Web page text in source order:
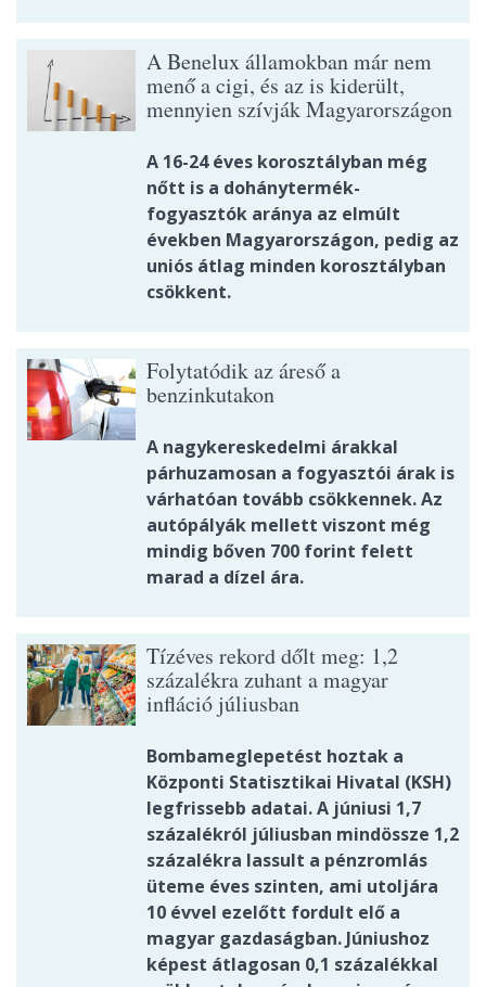
A Benelux államokban már nem
menő a cigi, és az is kiderült,
mennyien szívják Magyarországon
A 16-24 éves korosztályban még
nőtt is a dohánytermék-
fogyasztók aránya az elmúlt
években Magyarországon, pedig az
uniós átlag minden korosztályban
csökkent.
Folytatódik az áreső a
benzinkutakon
A nagykereskedelmi árakkal
párhuzamosan a fogyasztói árak is
várhatóan tovább csökkennek. Az
autópályák mellett viszont még
mindig bőven 700 forint felett
marad a dízel ára.
Tízéves rekord dőlt meg: 1,2
százalékra zuhant a magyar
infláció júliusban
Bombameglepetést hoztak a
Központi Statisztikai Hivatal (KSH)
legfrissebb adatai. A júniusi 1,7
százalékról júliusban mindössze 1,2
százalékra lassult a pénzromlás
üteme éves szinten, ami utoljára
10 évvel ezelőtt fordult elő a
magyar gazdaságban. Júniushoz
képest átlagosan 0,1 százalékkal